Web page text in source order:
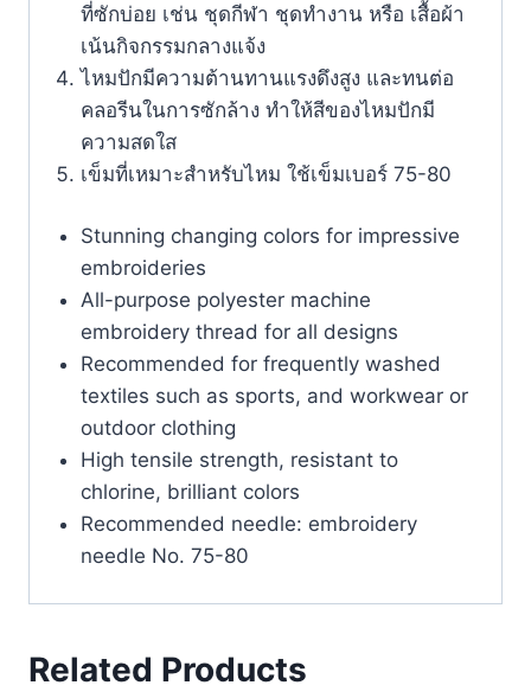
ที่ซักบ่อย เช่น ชุดกีฬา ชุดทำงาน หรือ เสื้อผ้า
เน้นกิจกรรมกลางแจ้ง
ไหมปักมีความต้านทานแรงดึงสูง และทนต่อ
คลอรีนในการซักล้าง ทำให้สีของไหมปักมี
ความสดใส
เข็มที่เหมาะสำหรับไหม ใช้เข็มเบอร์ 75-80
Stunning changing colors for impressive
embroideries
All-purpose polyester machine
embroidery thread for all designs
Recommended for frequently washed
textiles such as sports, and workwear or
outdoor clothing
High tensile strength, resistant to
chlorine, brilliant colors
Recommended needle: embroidery
needle No. 75-80
Related Products